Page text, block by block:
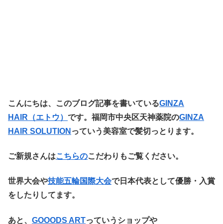
こ んにちは、このブログ記事を書いているGINZA
HAIR（エトウ） です。福岡市中央区天神薬院のGINZA
HAIR SOLUTION っていう美容室で髪切っとります。
ご新規さんはこちらのこだわりもご覧ください。
世界大会や技能五輪国際大会で日本代表として優勝・入賞
をしたりしてます。
あと、 GOOODS ARTっていうショップや